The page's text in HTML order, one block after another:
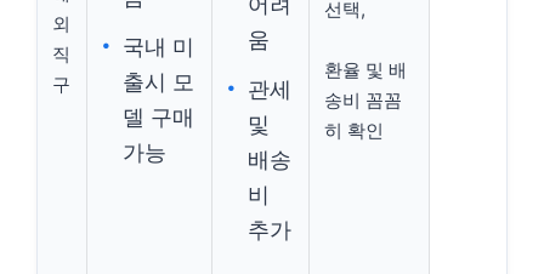
외
직
구
국내 미
출시 모
델 구매
가능
움
관세
및
배송
비
추가
선택,
환율 및 배
송비 꼼꼼
히 확인